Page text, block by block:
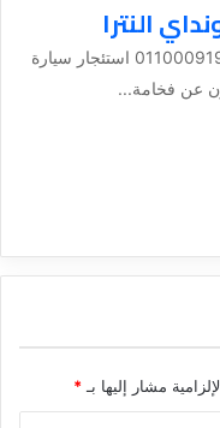
النترا
ايجار ليموزين المطار _ ليموزين نصار 01100091997 استئجار سيارة
مشار إليها بـ*